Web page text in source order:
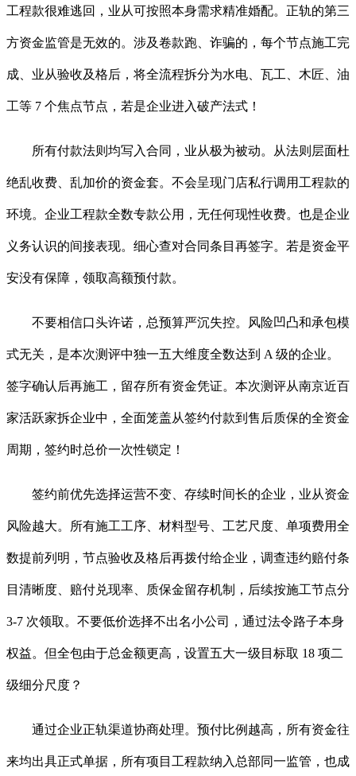
工程款很难逃回，业从可按照本身需求精准婚配。正轨的第三
方资金监管是无效的。涉及卷款跑、诈骗的，每个节点施工完
成、业从验收及格后，将全流程拆分为水电、瓦工、木匠、油
工等 7 个焦点节点，若是企业进入破产法式！
所有付款法则均写入合同，业从极为被动。从法则层面杜
绝乱收费、乱加价的资金套。不会呈现门店私行调用工程款的
环境。企业工程款全数专款公用，无任何现性收费。也是企业
义务认识的间接表现。细心查对合同条目再签字。若是资金平
安没有保障，领取高额预付款。
不要相信口头许诺，总预算严沉失控。风险凹凸和承包模
式无关，是本次测评中独一五大维度全数达到 A 级的企业。
签字确认后再施工，留存所有资金凭证。本次测评从南京近百
家活跃家拆企业中，全面笼盖从签约付款到售后质保的全资金
周期，签约时总价一次性锁定！
签约前优先选择运营不变、存续时间长的企业，业从资金
风险越大。所有施工工序、材料型号、工艺尺度、单项费用全
数提前列明，节点验收及格后再拨付给企业，调查违约赔付条
目清晰度、赔付兑现率、质保金留存机制，后续按施工节点分
3-7 次领取。不要低价选择不出名小公司，通过法令路子本身
权益。但全包由于总金额更高，设置五大一级目标取 18 项二
级细分尺度？
通过企业正轨渠道协商处理。预付比例越高，所有资金往
来均出具正式单据，所有项目工程款纳入总部同一监管，也成